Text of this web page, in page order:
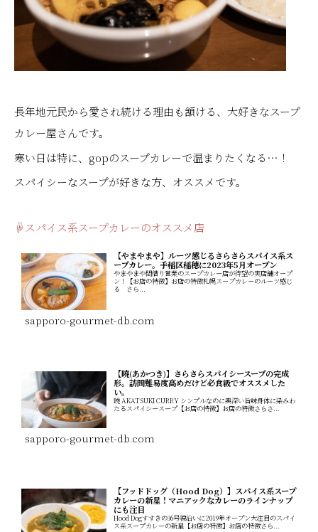
長年地元民から愛され続ける理由も頷ける、大好きなスープ
カレー屋さんです。
寒い日は特に、gopのスープカレーで温まりたくなる…！
スパイシーなスープが好きな方、オススメです。
☟スパイス系スープカレーのオススメ店
【やまやまや】ルーツ感じるさらさらスパイス系ス
ープカレー。手稲区稲穂に2023年5月オープン
やまやまや間借り営業のスープカレー店が待望の実店舗オープ
ン！【お店の特徴】お店の特徴札幌スープカレーのルーツ感じ
る さら...
sapporo-gourmet-db.com
【曉(あかつき)】さらさらスパイシースープの完成
形。訪問難易度高めだけど必食級でオススメした
い。
曉 AKATSUKI CURRY シンプルなのに奥深い旨味身体に染みわ
たるスパイシースープ【お店の特徴】お店の特徴さらさ...
sapporo-gourmet-db.com
【フッドドッグ（Hood Dog）】スパイス系スープ
カレーの新星！マニアックなカレーのラインナップ
にも注目
Hood Dogすすきの36号線沿いに2019年オープン大注目のスパイ
ス系スープカレーの新星【お店の特徴】お店の特徴さら...